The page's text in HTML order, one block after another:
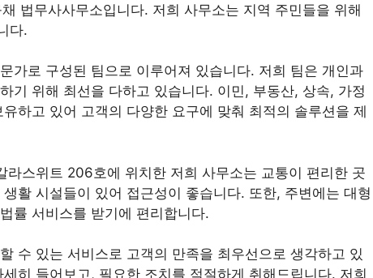
법무사사무소입니다. 저희 사무소는 지역 주민들을 위해
다.
가로 구성된 팀으로 이루어져 있습니다. 저희 팀은 개인과
기 위해 최선을 다하고 있습니다. 이민, 부동산, 상속, 가정
하고 있어 고객의 다양한 요구에 맞춰 최적의 솔루션을 제
스위트 206호에 위치한 저희 사무소는 교통이 편리한 곳
활 시설들이 있어 접근성이 좋습니다. 또한, 주변에는 대형
률 서비스를 받기에 편리합니다.
수 있는 서비스로 고객의 만족을 최우선으로 생각하고 있
히 들어보고, 필요한 조치를 적절하게 취해드립니다. 저희